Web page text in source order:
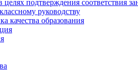
целях подтверждения соответствия
руководству
качества образования